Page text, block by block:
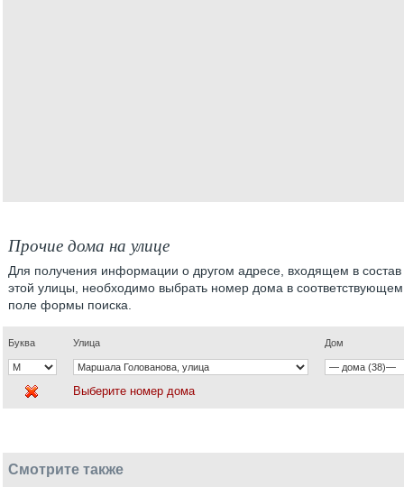
Прочие дома на улице
Для получения информации о другом адресе, входящем в состав
этой улицы, необходимо выбрать номер дома в соответствующем
поле формы поиска.
Буква Улица Дом
Выберите номер дома
Смотрите также